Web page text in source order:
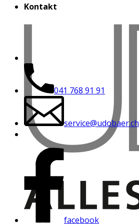
Kontakt
041 768 91 91
service@udobaer.ch
facebook